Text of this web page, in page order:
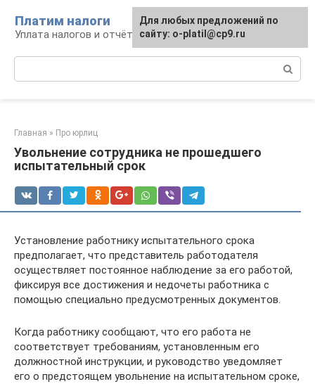
контенту
Платим налоги
Уплата налогов и отчётность
Главная » Про юрлиц
Увольнение сотрудника не прошедшего
испытательный срок
Установление работнику испытательного срока
предполагает, что представитель работодателя
осуществляет постоянное наблюдение за его работой,
фиксируя все достижения и недочеты работника с
помощью специально предусмотренных документов.
Когда работнику сообщают, что его работа не
соответствует требованиям, установленным его
должностной инструкции, и руководство уведомляет
его о предстоящем увольнение на испытательном сроке,
Для любых предложений по
сайту: o-platil@cp9.ru